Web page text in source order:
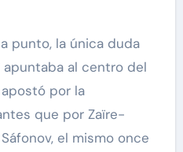
punto, la única duda
apuntaba al centro del
por la
que por Zaïre-
el mismo once